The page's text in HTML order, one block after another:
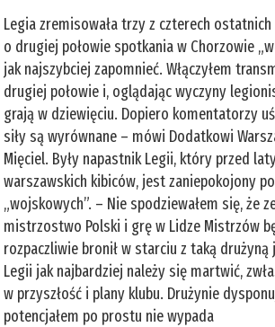
Legia zremisowała trzy z czterech
o drugiej połowie spotkania w Chorzowie
jak najszybciej zapomnieć. Włączyłem
drugiej połowie i, oglądając wyczyny
grają w dziewięciu. Dopiero komentatorzy
siły są wyrównane – mówi Dodatkowi
Mięciel. Były napastnik Legii, który przed
warszawskich kibiców, jest zaniepokojony
„wojskowych”. – Nie spodziewałem się, że
mistrzostwo Polski i grę w Lidze Mistrzów
rozpaczliwie bronił w starciu z taką drużyną
Legii jak najbardziej należy się martwić,
w przyszłość i plany klubu. Drużynie
potencjałem po prostu nie wypada